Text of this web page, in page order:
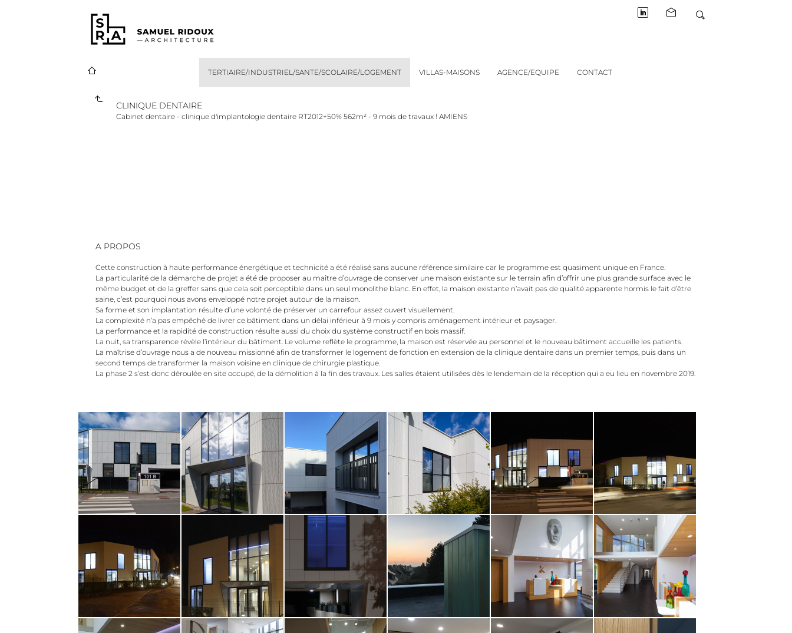
TERTIAIRE/INDUSTRIEL/SANTE/SCOLAIRE/LOGEMENT VILLAS-MAISONS AGENCE/EQUIPE CONTACT
CLINIQUE DENTAIRE
Cabinet dentaire - clinique d'implantologie dentaire RT2012+50% 562m² - 9 mois de travaux ! AMIENS
A PROPOS
Cette construction à haute performance énergétique et technicité a été réalisé sans aucune référence similaire car le programme est quasiment unique en France.
La particularité de la démarche de projet a été de proposer au maître d’ouvrage de conserver une maison existante sur le terrain afin d’offrir une plus grande surface avec le
même budget et de la greffer sans que cela soit perceptible dans un seul monolithe blanc. En effet, la maison existante n’avait pas de qualité apparente hormis le fait d’être
saine, c’est pourquoi nous avons enveloppé notre projet autour de la maison.
Sa forme et son implantation résulte d’une volonté de préserver un carrefour assez ouvert visuellement.
La complexité n’a pas empêché de livrer ce bâtiment dans un délai inférieur à 9 mois y compris aménagement intérieur et paysager.
La performance et la rapidité de construction résulte aussi du choix du système constructif en bois massif.
La nuit, sa transparence révèle l’intérieur du bâtiment. Le volume reflète le programme, la maison est réservée au personnel et le nouveau bâtiment accueille les patients.
La maîtrise d’ouvrage nous a de nouveau missionné afin de transformer le logement de fonction en extension de la clinique dentaire dans un premier temps, puis dans un
second temps de transformer la maison voisine en clinique de chirurgie plastique.
La phase 2 s’est donc déroulée en site occupé, de la démolition à la fin des travaux. Les salles étaient utilisées dès le lendemain de la réception qui a eu lieu en novembre 2019.